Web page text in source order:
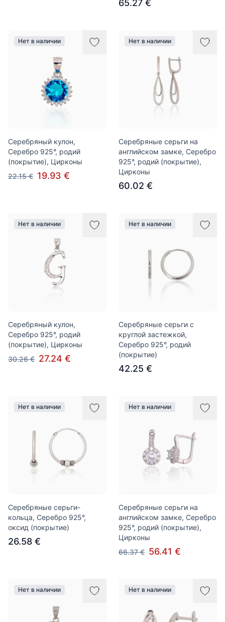
65.27 €
Нет в наличии
Серебряный кулон,
Серебро 925°, родий
(покрытие), Цирконы
22.15 € 19.93 €
Нет в наличии
Серебряные серьги на
английском замке, Серебро
925°, родий (покрытие),
Цирконы
60.02 €
Нет в наличии
Серебряный кулон,
Серебро 925°, родий
(покрытие), Цирконы
30.26 € 27.24 €
Нет в наличии
Серебряные серьги с
круглой застежкой,
Серебро 925°, родий
(покрытие)
42.25 €
Нет в наличии
Серебряные серьги-
кольца, Серебро 925°,
оксид (покрытие)
26.58 €
Нет в наличии
Серебряные серьги на
английском замке, Серебро
925°, родий (покрытие),
Цирконы
66.37 € 56.41 €
Нет в наличии Нет в наличии